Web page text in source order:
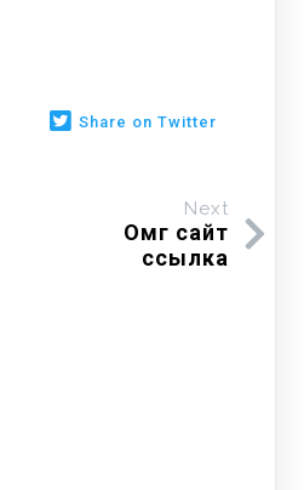
Share on Twitter
Next
Омг сайт
ссылка